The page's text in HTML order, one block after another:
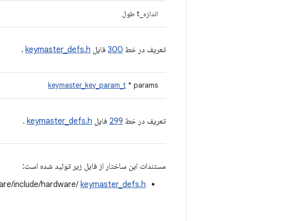
اندازه_t طول
تعریف در خط 300 فایل keymaster_defs.h
.
keymaster_key_param_t * params
تعریف در خط 299 فایل keymaster_defs.h
.
مستندات این ساختار از فایل زیر تولید شده است:
include/hardware/ keymaster_defs.h